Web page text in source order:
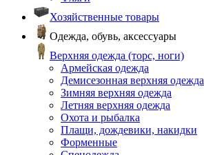
Хозяйственные товары
Одежда, обувь, аксессуары
Верхняя одежда (торс, ноги)
Армейская одежда
Демисезонная верхняя одежда
Зимняя верхняя одежда
Летняя верхняя одежда
Охота и рыбалка
Плащи, дождевики, накидки
Форменные